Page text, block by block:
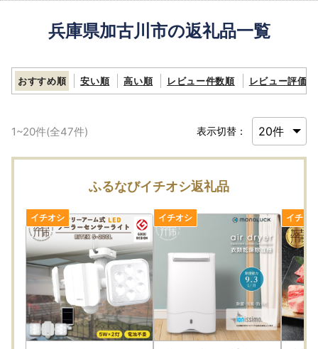
兵庫県加古川市の返礼品一覧
おすすめ順 安い順 高い順 レビュー件数順 レビュー評価順
1~20件(全47件) 表示切替：
ふるなびイチオシ返礼品